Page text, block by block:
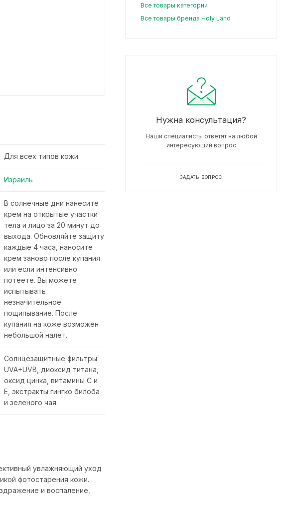
Для всех типов кожи
Израиль
В солнечные дни нанесите
крем на открытые участки
тела и лицо за 20 минут до
выхода. Обновляйте защиту
каждые 4 часа, наносите
крем заново после купания
или если интенсивно
потеете. Вы можете
испытывать
незначительное
пощипывание. После
купания на коже возможен
небольшой налет.
Солнцезащитные фильтры
UVA+UVB, диоксид титана,
оксид цинка, витамины С и
Е, экстракты гингко билоба
и зеленого чая.
увлажняющий уход
фотостарения кожи.
и воспаление,
Все товары категории
Все товары бренда Holy Land
Нужна консультация?
Наши специалисты ответят на любой
интересующий вопрос
ЗАДАТЬ ВОПРОС